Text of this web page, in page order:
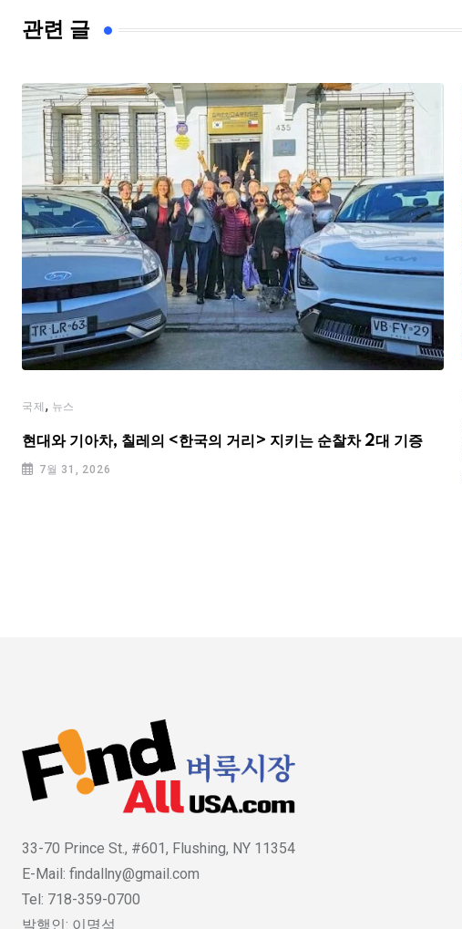
관련 글
국제 , 뉴스
현대와 기아차, 칠레의 <한국의 거리> 지키는 순찰차 2대 기증
7월 31, 2026
33-70 Prince St., #601, Flushing, NY 11354
E-Mail: findallny@gmail.com
Tel: 718-359-0700
발행인: 이명석